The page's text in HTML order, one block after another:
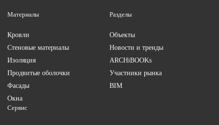
Материалы
Кровли
Стеновые материалы
Изоляция
Продвитые оболочки
Фасады
Окна
Разделы
Объекты
Новости и тренды
ARCHiBOOKs
Участники рынка
BIM
Сервис